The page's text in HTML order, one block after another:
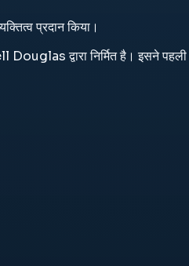
प्रदान किया।
द्वारा निर्मित है। इसने पहली